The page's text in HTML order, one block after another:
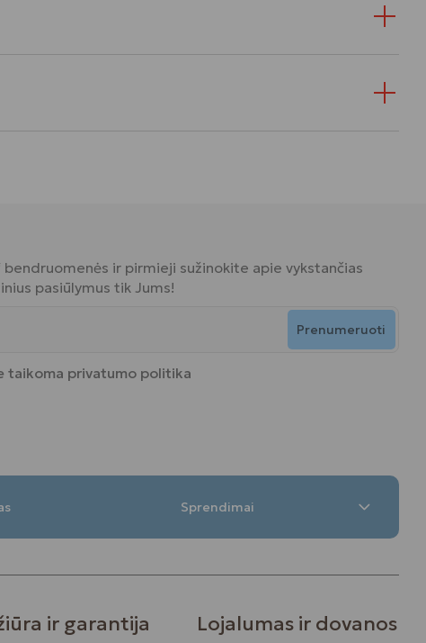
bendruomenės ir pirmieji sužinokite apie vykstančias
pasiūlymus tik Jums!
Prenumeruoti
taikoma privatumo politika
Sprendimai
ir garantija Lojalumas ir dovanos